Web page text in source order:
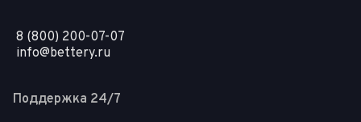
8 (800) 200-07-07
info@bettery.ru
Поддержка 24/7